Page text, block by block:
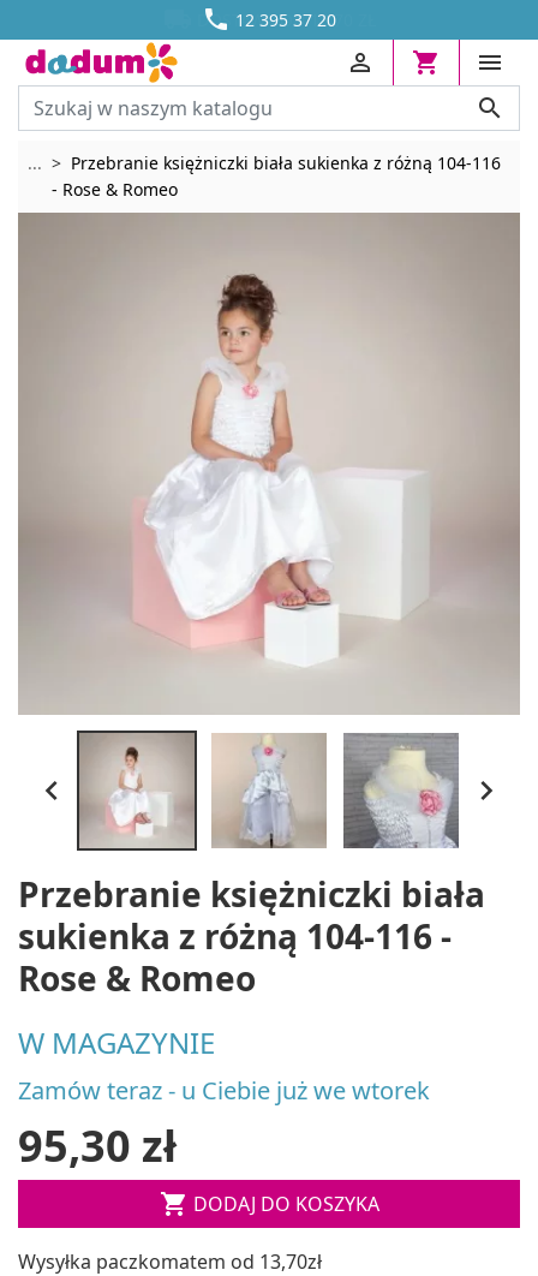
 12 395 37 20
DOSTAWA OD 13,70 ZŁ





... Rozwiń breadcrumbs
Przebranie księżniczki biała sukienka z różną 104-116
- Rose & Romeo
 
Przebranie księżniczki biała
sukienka z różną 104-116 -
Rose & Romeo
W MAGAZYNIE
Zamów teraz - u Ciebie już we wtorek
95,30 zł
 DODAJ DO KOSZYKA
Wysyłka paczkomatem od 13,70zł